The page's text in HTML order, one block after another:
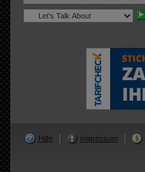
Hilfe Impressum